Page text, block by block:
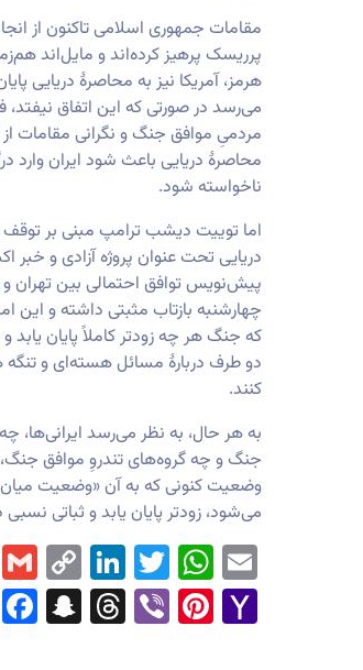
مقامات جمهوری اسلامی تاکنون از
پرریسک پرهیز کرده‌اند و مایل‌اند
هرمز، آمریکا نیز به محاصرهٔ دریایی
می‌رسد در صورتی که این اتفاق نیفتد،
مردمیِ موافق جنگ و نگرانی مقامات از
محاصرهٔ دریایی باعث شود ایران وارد
ناخواسته شود.
اما توییت دیشب ترامپ مبنی بر
دریایی تحت عنوان پروژه آزادی و خبر
پیش‌نویس توافق احتمالی بین تهران و
چهارشنبه بازتاب مثبتی داشته و این
دو طرف دربارهٔ مسائل هسته‌ای و تنگه
کنند.
به هر حال، به نظر می‌رسد ایرانی‌ها،
جنگ و چه گروه‌های تندروِ موافق
وضعیت کنونی که به آن «وضعیت
می‌شود، زودتر پایان یابد و ثباتی
Email
WhatsApp
Twitter
Yahoo
Mail
Pinterest
Viber